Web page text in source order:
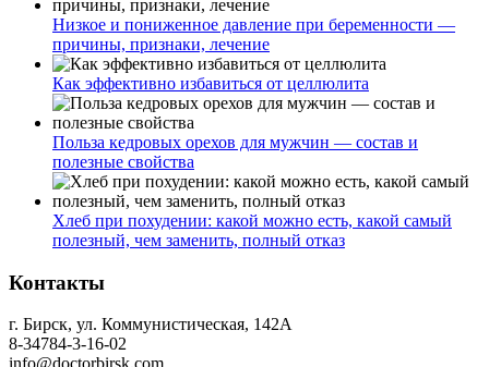
Низкое и пониженное давление при беременности —
причины, признаки, лечение
Как эффективно избавиться от целлюлита
Польза кедровых орехов для мужчин — состав и
полезные свойства
Хлеб при похудении: какой можно есть, какой самый
полезный, чем заменить, полный отказ
Контакты
г. Бирск, ул. Коммунистическая, 142А
8-34784-3-16-02